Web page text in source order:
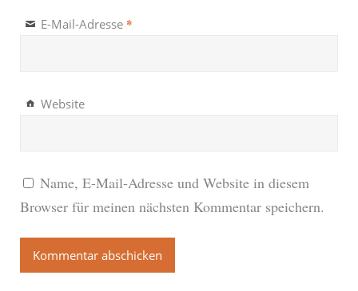
E-Mail-Adresse *
Website
Name, E-Mail-Adresse und Website in diesem
Browser für meinen nächsten Kommentar speichern.